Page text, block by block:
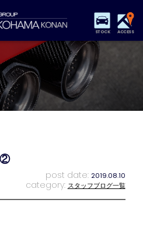
STOCK ACCESS
&サービス パーツリスト
舗情報 アクセスマップ
別作業 注文販売
②
post date: 2019.08.10
category: スタッフブログ一覧